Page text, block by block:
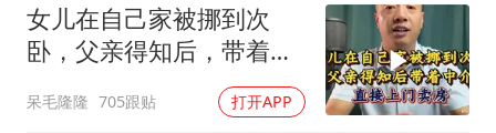
武契奇：欧洲已处于大战边缘
7月CPI同比上涨0.5% 经济内生增长动力持续增强
成都多趟列车临时停运
女儿在自己家被挪到次
卧，父亲得知后，带着中
呆毛隆隆 705跟贴 打开APP